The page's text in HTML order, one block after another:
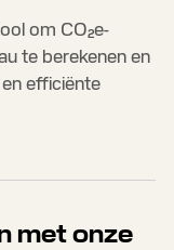
om CO₂e-
te berekenen en
efficiënte
met onze